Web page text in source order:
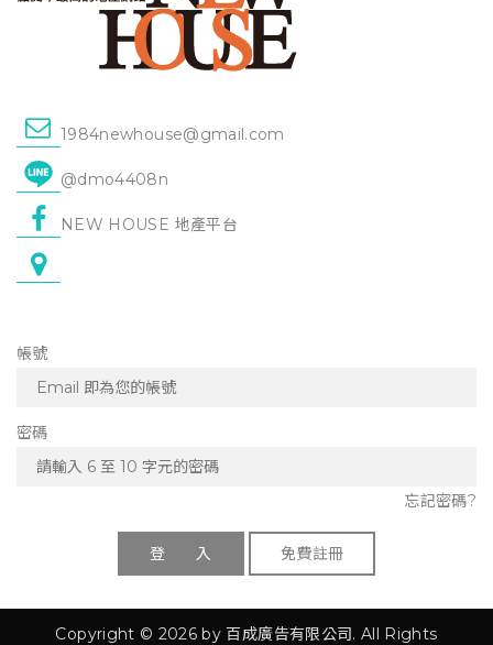
1984newhouse@gmail.com
@dmo4408n
NEW HOUSE 地產平台
帳號
密碼
忘記密碼?
登 入 免費註冊
Copyright © 2026 by 百成廣告有限公司. All Rights